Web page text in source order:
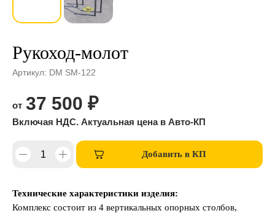
Рукоход-молот
Артикул: DM SM-122
37 500 ₽
Добавить в КП
Технические характеристики изделия:
Комплекс состоит из 4 вертикальных опорных столбов,